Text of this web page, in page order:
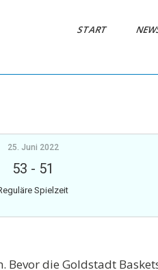
START
25. Juni 2022
53 - 51
Spielzeit
die Goldstadt